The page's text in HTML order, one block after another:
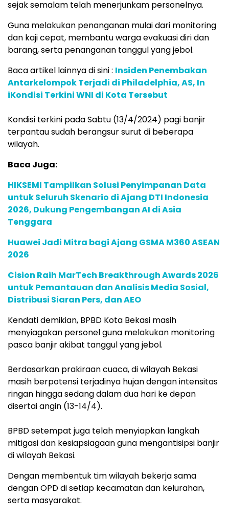
sejak semalam telah menerjunkam personelnya.
Guna melakukan penanganan mulai dari monitoring
dan kaji cepat, membantu warga evakuasi diri dan
barang, serta penanganan tanggul yang jebol. ⁣⁣
Baca artikel lainnya di sini : Insiden Penembakan
Antarkelompok Terjadi di Philadelphia, AS, In
iKondisi Terkini WNI di Kota Tersebut
Kondisi terkini pada Sabtu (13/4/2024) pagi banjir
terpantau sudah berangsur surut di beberapa
wilayah.
Baca Juga:
HIKSEMI Tampilkan Solusi Penyimpanan Data
untuk Seluruh Skenario di Ajang DTI Indonesia
2026, Dukung Pengembangan AI di Asia
Tenggara
Huawei Jadi Mitra bagi Ajang GSMA M360 ASEAN
2026
Cision Raih MarTech Breakthrough Awards 2026
untuk Pemantauan dan Analisis Media Sosial,
Distribusi Siaran Pers, dan AEO
Kendati demikian, BPBD Kota Bekasi masih
menyiagakan personel guna melakukan monitoring
pasca banjir akibat tanggul yang jebol. ⁣⁣
Berdasarkan prakiraan cuaca, di wilayah Bekasi
masih berpotensi terjadinya hujan dengan intensitas
ringan hingga sedang dalam dua hari ke depan
disertai angin (13-14/4). ⁣⁣⁣⁣
BPBD setempat juga telah menyiapkan langkah
mitigasi dan kesiapsiagaan guna mengantisipsi banjir
di wilayah Bekasi.
Dengan membentuk tim wilayah bekerja sama
dengan OPD di setiap kecamatan dan kelurahan,
serta masyarakat. ⁣⁣